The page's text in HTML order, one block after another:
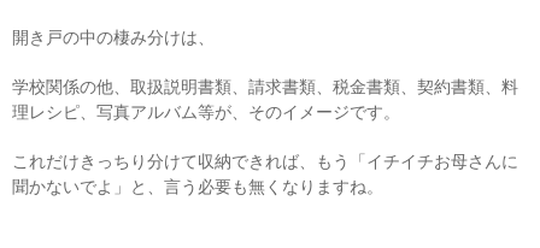
開き戸の中の棲み分けは、
学校関係の他、取扱説明書類、請求書類、税金書類、契約書類、料
理レシピ、写真アルバム等が、そのイメージです。
これだけきっちり分けて収納できれば、もう「イチイチお母さんに
聞かないでよ」と、言う必要も無くなりますね。